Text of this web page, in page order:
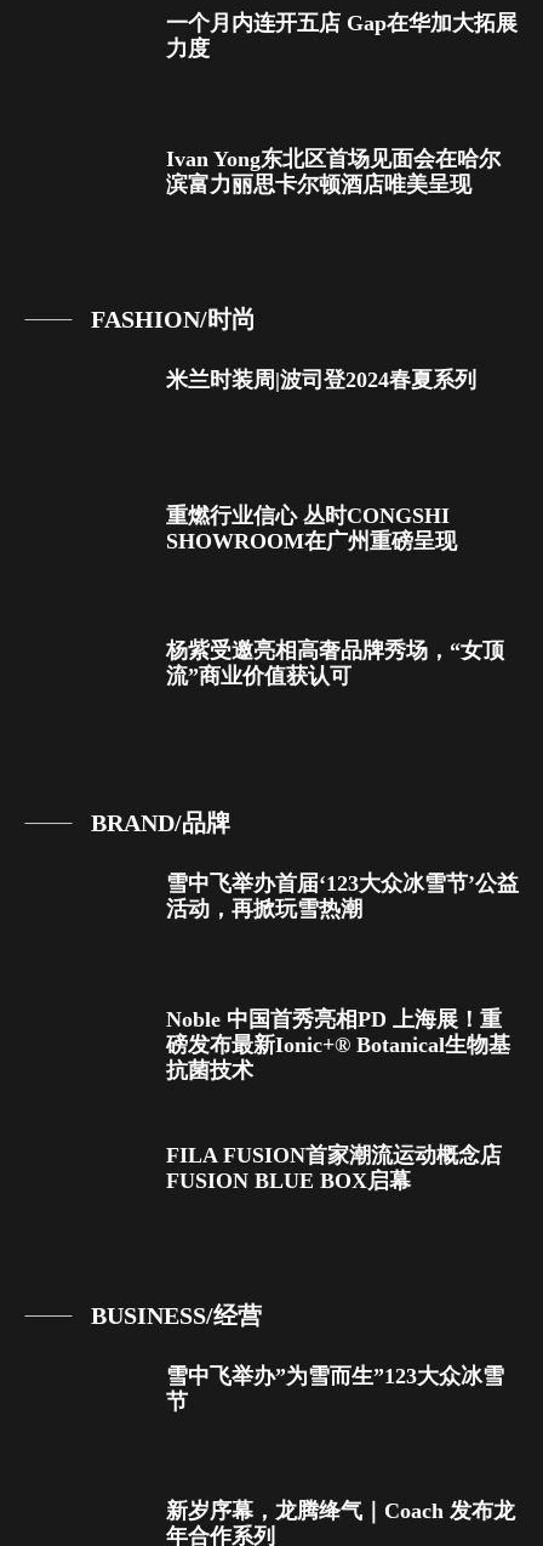
一个月内连开五店 Gap在华加大拓展
力度
Ivan Yong东北区首场见面会在哈尔
滨富力丽思卡尔顿酒店唯美呈现
FASHION/时尚
米兰时装周|波司登2024春夏系列
重燃行业信心 丛时CONGSHI
SHOWROOM在广州重磅呈现
杨紫受邀亮相高奢品牌秀场，“女顶
流”商业价值获认可
BRAND/品牌
雪中飞举办首届‘123大众冰雪节’公益
活动，再掀玩雪热潮
Noble 中国首秀亮相PD 上海展！重
磅发布最新Ionic+® Botanical生物基
抗菌技术
FILA FUSION首家潮流运动概念店
FUSION BLUE BOX启幕
BUSINESS/经营
雪中飞举办”为雪而生”123大众冰雪
节
新岁序幕，龙腾绛气｜Coach 发布龙
年合作系列